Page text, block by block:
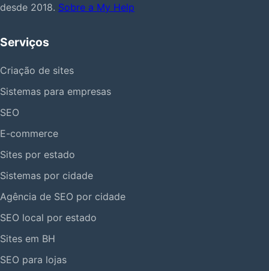
desde 2018. Sobre a My Help
Serviços
Criação de sites
Sistemas para empresas
SEO
E-commerce
Sites por estado
Sistemas por cidade
Agência de SEO por cidade
SEO local por estado
Sites em BH
SEO para lojas